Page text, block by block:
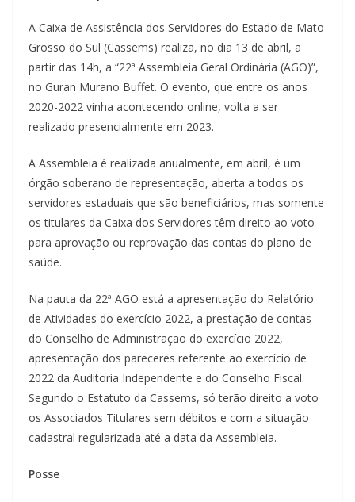
A Caixa de Assistência dos Servidores do Estado de Mato
Grosso do Sul (Cassems) realiza, no dia 13 de abril, a
partir das 14h, a “22ª Assembleia Geral Ordinária (AGO)”,
no Guran Murano Buffet. O evento, que entre os anos
2020-2022 vinha acontecendo online, volta a ser
realizado presencialmente em 2023.
A Assembleia é realizada anualmente, em abril, é um
órgão soberano de representação, aberta a todos os
servidores estaduais que são beneficiários, mas somente
os titulares da Caixa dos Servidores têm direito ao voto
para aprovação ou reprovação das contas do plano de
saúde.
Na pauta da 22ª AGO está a apresentação do Relatório
de Atividades do exercício 2022, a prestação de contas
do Conselho de Administração do exercício 2022,
apresentação dos pareceres referente ao exercício de
2022 da Auditoria Independente e do Conselho Fiscal.
Segundo o Estatuto da Cassems, só terão direito a voto
os Associados Titulares sem débitos e com a situação
cadastral regularizada até a data da Assembleia.
Posse